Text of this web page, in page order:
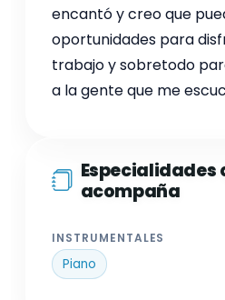
encantó y creo que
oportunidades para
trabajo y sobretodo
a la gente que me
Especialidades
acompaña
INSTRUMENTALES
Piano